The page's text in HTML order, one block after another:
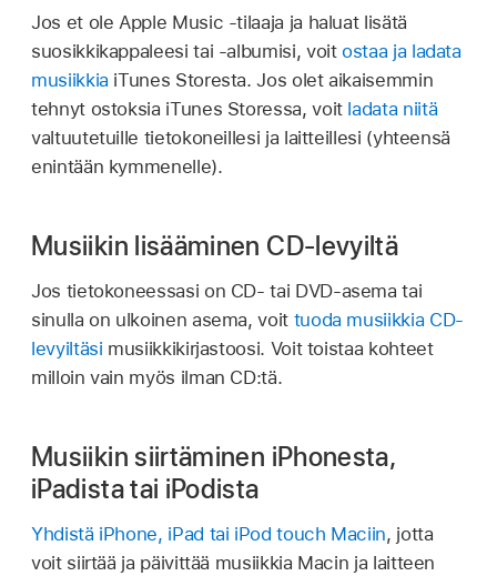
Jos et ole Apple Music -tilaaja ja haluat lisätä
suosikkikappaleesi tai -albumisi, voitostaa ja ladata
musiikkia iTunes Storesta. Jos olet aikaisemmin
tehnyt ostoksia iTunes Storessa, voit ladata niitä
valtuutetuille tietokoneillesi ja laitteillesi (yhteensä
enintään kymmenelle).
Musiikin lisääminen CD-levyiltä
Jos tietokoneessasi on CD- tai DVD-asema tai
sinulla on ulkoinen asema, voit tuoda musiikkia CD-
levyiltäsi musiikkikirjastoosi. Voit toistaa kohteet
milloin vain myös ilman CD:tä.
Musiikin siirtäminen iPhonesta,
iPadista tai iPodista
Yhdistä iPhone, iPad tai iPod touch Maciin, jotta
voit siirtää ja päivittää musiikkia Macin ja laitteen